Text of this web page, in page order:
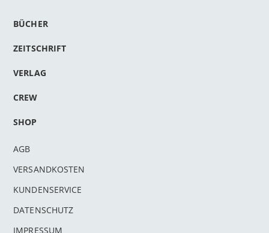
BÜCHER
ZEITSCHRIFT
VERLAG
CREW
SHOP
AGB
VERSANDKOSTEN
KUNDENSERVICE
DATENSCHUTZ
IMPRESSUM